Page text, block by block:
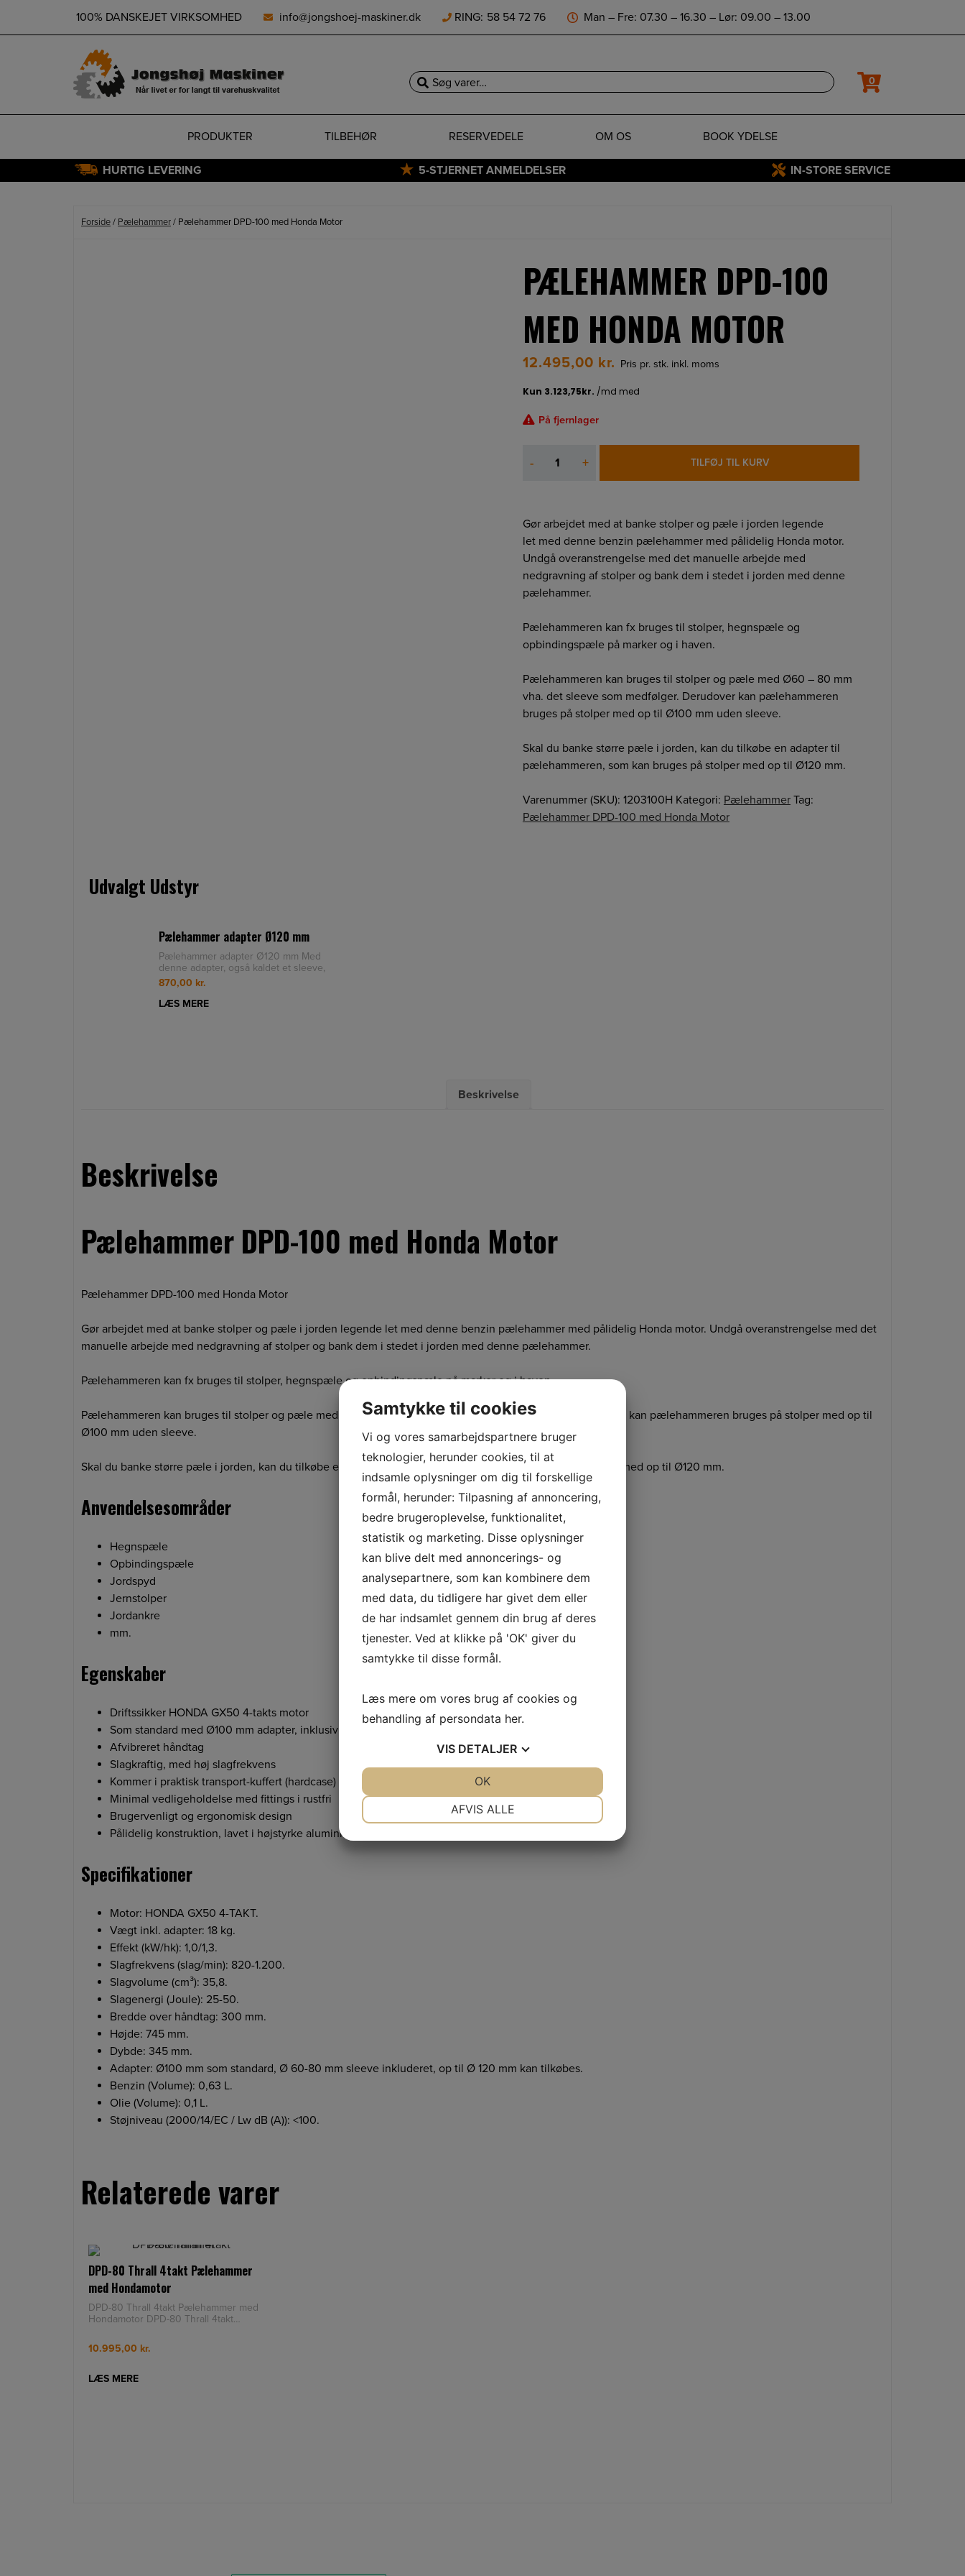
100% DANSKEJET VIRKSOMHED info@jongshoej-maskiner.dk RING: 58 54 72 76 Man – Fre: 07.30 – 16.30 – Lør: 09.00 – 13.00
0
Søg
PRODUKTER TILBEHØR RESERVEDELE OM OS BOOK YDELSE
HURTIG LEVERING 5-STJERNET ANMELDELSER IN-STORE SERVICE
Forside/ Pælehammer/ Pælehammer DPD-100 med Honda Motor
PÆLEHAMMER DPD-100
MED HONDA MOTOR
12.495,00 kr. Pris pr. stk. inkl. moms
På fjernlager
-
DPD-
Honda
Motor
antal
+ TILFØJ TIL KURV
Gør arbejdet med at banke stolper og pæle i jorden legende
let med denne benzin pælehammer med pålidelig Honda motor.
Undgå overanstrengelse med det manuelle arbejde med
nedgravning af stolper og bank dem i stedet i jorden med denne
pælehammer.
Pælehammeren kan fx bruges til stolper, hegnspæle og
opbindingspæle på marker og i haven.
Pælehammeren kan bruges til stolper og pæle med Ø60 – 80 mm
vha. det sleeve som medfølger. Derudover kan pælehammeren
bruges på stolper med op til Ø100 mm uden sleeve.
Skal du banke større pæle i jorden, kan du tilkøbe en adapter til
pælehammeren, som kan bruges på stolper med op til Ø120 mm.
Varenummer (SKU): 1203100H Kategori: Pælehammer Tag:
Pælehammer DPD-100 med Honda Motor
Udvalgt Udstyr
Pælehammer adapter Ø120 mm
Pælehammer adapter Ø120 mm Med
denne adapter, også kaldet et sleeve,
til din pælehammer, kan du ban
870,00 kr.
LÆS MERE
Beskrivelse
Beskrivelse
Pælehammer DPD-100 med Honda Motor
Pælehammer DPD-100 med Honda Motor
Gør arbejdet med at banke stolper og pæle i jorden legende let med denne benzin pælehammer med pålidelig Honda motor. Undgå overanstrengelse med det
manuelle arbejde med nedgravning af stolper og bank dem i stedet i jorden med denne pælehammer.
Pælehammeren kan fx bruges til stolper, hegnspæle og opbindingspæle på marker og i haven.
Pælehammeren kan bruges til stolper og pæle med Ø60 – 80 mm vha. det sleeve som medfølger. Derudover kan pælehammeren bruges på stolper med op til
Ø100 mm uden sleeve.
Skal du banke større pæle i jorden, kan du tilkøbe en adapter til pælehammeren, som kan bruges på stolper med op til Ø120 mm.
Anvendelsesområder
Hegnspæle
Opbindingspæle
Jordspyd
Jernstolper
Jordankre
mm.
Egenskaber
Driftssikker HONDA GX50 4-takts motor
Som standard med Ø100 mm adapter, inklusiv Ø80 mm sleeve
Afvibreret håndtag
Slagkraftig, med høj slagfrekvens
Kommer i praktisk transport-kuffert (hardcase) med hjul
Minimal vedligeholdelse med fittings i rustfri
Brugervenligt og ergonomisk design
Pålidelig konstruktion, lavet i højstyrke aluminium
Specifikationer
Motor: HONDA GX50 4-TAKT.
Vægt inkl. adapter: 18 kg.
Effekt (kW/hk): 1,0/1,3.
Slagfrekvens (slag/min): 820-1.200.
Slagvolume (cm³): 35,8.
Slagenergi (Joule): 25-50.
Bredde over håndtag: 300 mm.
Højde: 745 mm.
Dybde: 345 mm.
Adapter: Ø100 mm som standard, Ø 60-80 mm sleeve inkluderet, op til Ø 120 mm kan tilkøbes.
Benzin (Volume): 0,63 L.
Olie (Volume): 0,1 L.
Støjniveau (2000/14/EC / Lw dB (A)): <100.
Relaterede varer
DPD-80 Thrall 4takt Pælehammer
med Hondamotor
DPD-80 Thrall 4takt Pælehammer med
Hondamotor DPD-80 Thrall 4takt
10.995,00 kr.
LÆS MERE
Samtykke til cookies
Vi og vores samarbejdspartnere bruger
teknologier, herunder cookies, til at
indsamle oplysninger om dig til forskellige
formål, herunder: Tilpasning af annoncering,
bedre brugeroplevelse, funktionalitet,
statistik og marketing. Disse oplysninger
kan blive delt med annoncerings- og
analysepartnere, som kan kombinere dem
med data, du tidligere har givet dem eller
de har indsamlet gennem din brug af deres
tjenester. Ved at klikke på 'OK' giver du
samtykke til disse formål.
Læs mere om vores brug af cookies og
behandling af persondata her.
VIS DETALJER
AFVIS ALLE
OK